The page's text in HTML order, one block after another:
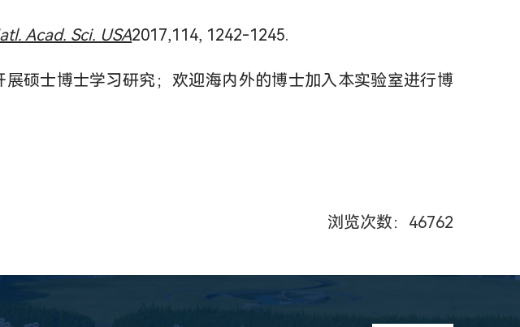
Acad. Sci. USA2017,114, 1242-1245.
硕士博士学习研究；欢迎海内外的博士加入本实验室进行博
浏览次数： 46762